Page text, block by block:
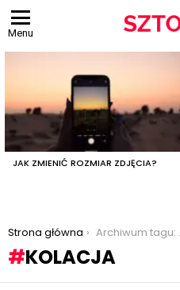
Menu
JAK ZMIENIĆ ROZMIAR ZDJĘCIA?
Jesteś tutaj:
Strona główna Archiwum tagu: kolacja
KOLACJA